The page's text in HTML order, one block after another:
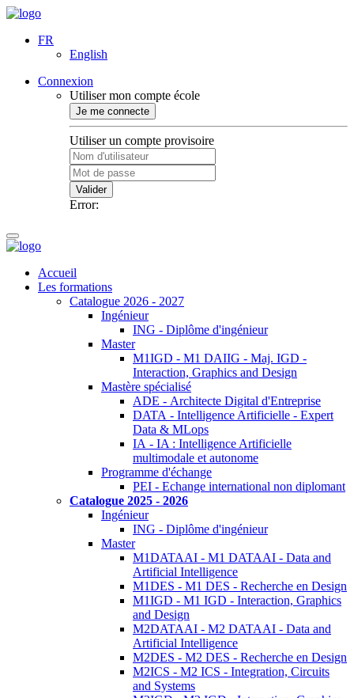
FR
English
Connexion
Utiliser mon compte école
Je me connecte
Utiliser un compte provisoire
Valider
Error:
Accueil
Les formations
Catalogue 2026 - 2027
Ingénieur
ING - Diplôme d'ingénieur
Master
M1IGD - M1 DAIIG - Maj. IGD -
Interaction, Graphics and Design
Mastère spécialisé
ADE - Architecte Digital d'Entreprise
DATA - Intelligence Artificielle - Expert
Data & MLops
IA - IA : Intelligence Artificielle
multimodale et autonome
Programme d'échange
PEI - Echange international non diplomant
Catalogue 2025 - 2026
Ingénieur
ING - Diplôme d'ingénieur
Master
M1DATAAI - M1 DATAAI - Data and
Artificial Intelligence
M1DES - M1 DES - Recherche en Design
M1IGD - M1 IGD - Interaction, Graphics
and Design
M2DATAAI - M2 DATAAI - Data and
Artificial Intelligence
M2DES - M2 DES - Recherche en Design
M2ICS - M2 ICS - Integration, Circuits
and Systems